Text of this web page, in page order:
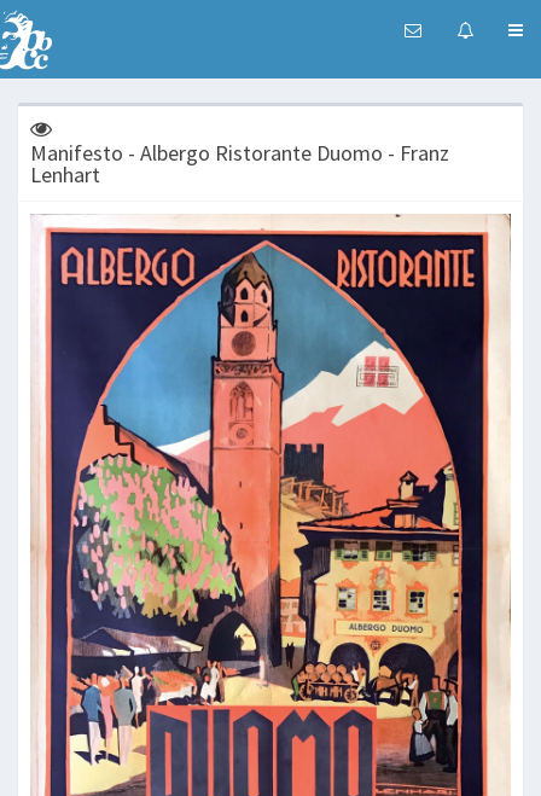
Manifesto - Albergo Ristorante Duomo - Franz
Lenhart